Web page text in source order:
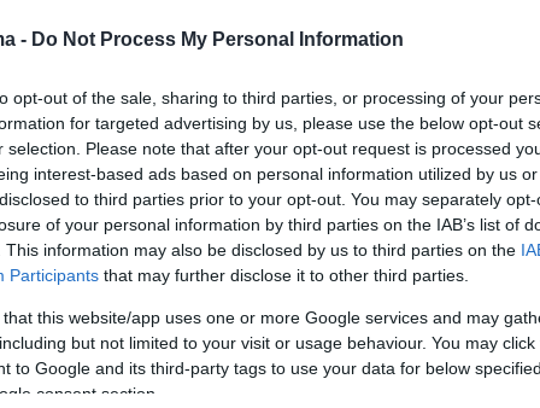
- Do Not Process My Personal Information
opt-out of the sale, sharing to third parties, or processing of your
for targeted advertising by us, please use the below opt-out
selection. Please note that after your opt-out request is processed
interest-based ads based on personal information utilized by us
to third parties prior to your opt-out. You may separately
of your personal information by third parties on the IAB’s list of
This information may also be disclosed by us to third parties on the
Participants that may further disclose it to other third parties.
that this website/app uses one or more Google services and may
but not limited to your visit or usage behaviour. You may
to Google and its third-party tags to use your data for below
consent section.
διαφημίζει sex shop και
«κάντε έρωτα, όχι πόλεμο»
ποδοσφαιριστής, Πατρίκ Ογκουνσότο, που μας έχει
σπουδαίες στιγμές εκτός γηπέδων διαφημίζει αυτή
shop
χαρίζει... δονητές σε
που θα υποσχεθούν να